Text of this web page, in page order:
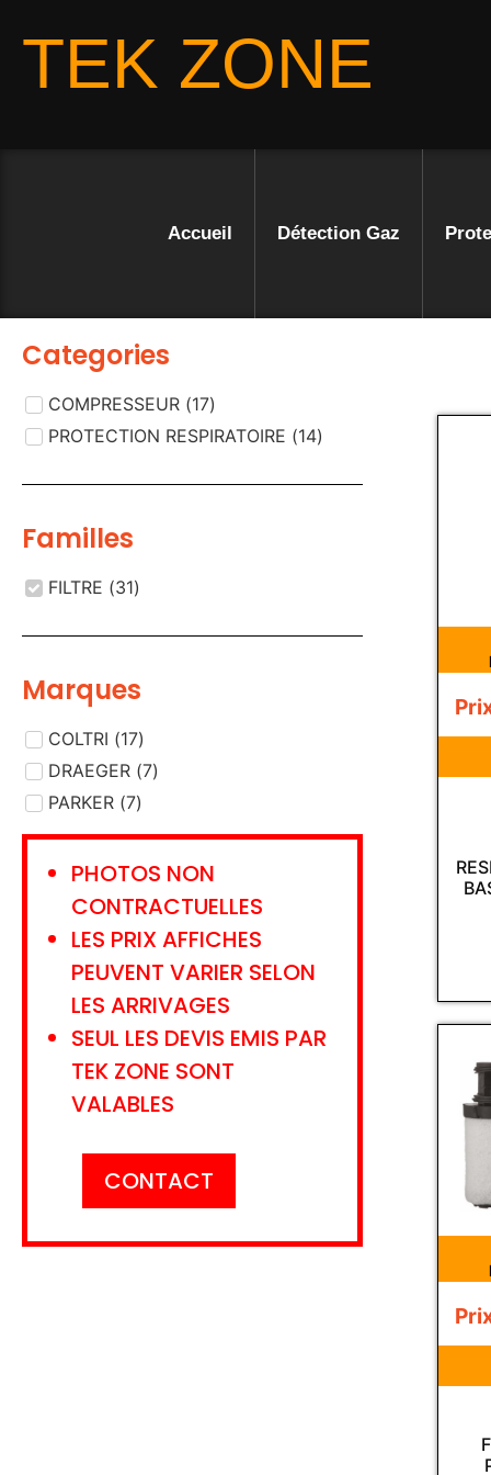
TEK ZONE
Accueil Détection Gaz
Categories
COMPRESSEUR (17)
PROTECTION RESPIRATOIRE (14)
Familles
FILTRE (31)
Marques
COLTRI (17)
DRAEGER (7)
PARKER (7)
PHOTOS NON
CONTRACTUELLES
LES PRIX AFFICHES
PEUVENT VARIER SELON
LES ARRIVAGES
SEUL LES DEVIS EMIS PAR
TEK ZONE SONT
VALABLES
CONTACT